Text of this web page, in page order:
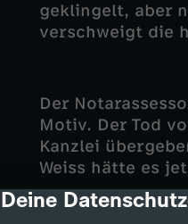
cmp-dialog-
Deine
geklingelt, aber
verschweigt die
Der
Motiv. Der Tod
Kanzlei
Weiss hätte es